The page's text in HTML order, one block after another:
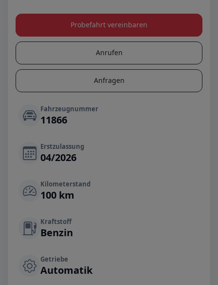
Probefahrt vereinbaren
Anrufen
Anfragen
Fahrzeugnummer
11866
Erstzulassung
04/2026
Kilometerstand
100 km
Kraftstoff
Benzin
Getriebe
Automatik